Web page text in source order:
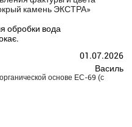
обробки вода
01.07.2026
Василь
основе ЕС-69 (с